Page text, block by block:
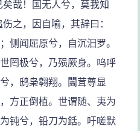
矣哉！国无人兮，莫我知
之，因自喻，其辞曰：
闻屈原兮，自沉汨罗。
罔极兮，乃殒厥身。呜呼
，鸱枭翱翔。闒茸尊显
方正倒植。世谓随、夷为
钝兮，铅刀为銛。吁嗟默